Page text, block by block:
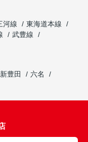
河線
東海道本線
武豊線
新豊田
六名